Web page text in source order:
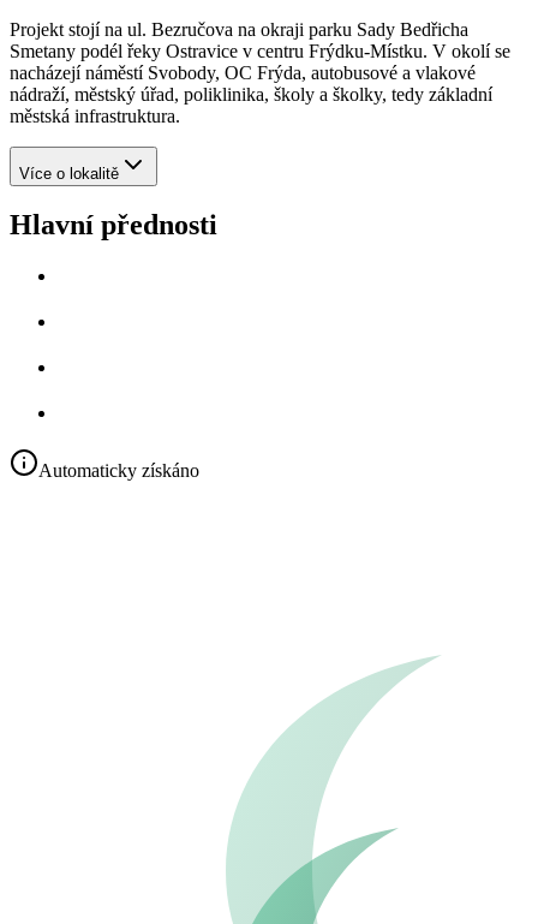
Projekt stojí na ul. Bezručova na okraji parku Sady Bedřicha
Smetany podél řeky Ostravice v centru Frýdku‑Místku. V okolí se
nacházejí náměstí Svobody, OC Frýda, autobusové a vlakové
nádraží, městský úřad, poliklinika, školy a školky, tedy základní
městská infrastruktura.
Více o lokalitě
Hlavní přednosti
Automaticky získáno